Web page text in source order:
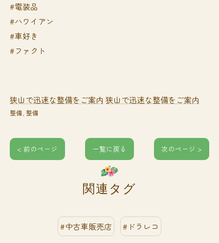
#電装品
#ハワイアン
#車好き
#ファクト
狭山で迅速な整備をご案内 狭山で迅速な整備をご案内
整備 整備
< 前のページ 一覧に戻る 次のページ >
関連タグ
#中古車販売店 #ドラレコ